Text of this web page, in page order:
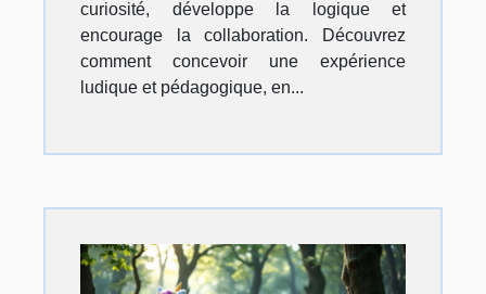
curiosité, développe la logique et
encourage la collaboration. Découvrez
comment concevoir une expérience
ludique et pédagogique, en...